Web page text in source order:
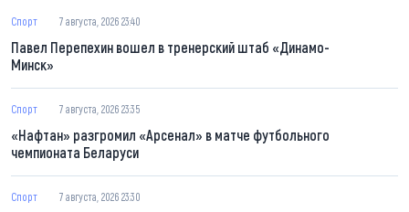
Спорт 7 августа, 2026 23:40
Павел Перепехин вошел в тренерский штаб «Динамо-
Минск»
Спорт 7 августа, 2026 23:35
«Нафтан» разгромил «Арсенал» в матче футбольного
чемпионата Беларуси
Спорт 7 августа, 2026 23:30